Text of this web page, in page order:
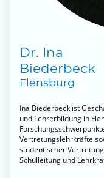
Dr. Ina
Biederbeck
Flensburg
Ina Biederbeck ist
und Lehrerbildung in
Vertretungslehrkräfte
studentischer
Schulleitung und